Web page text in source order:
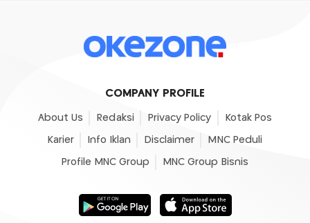
COMPANY PROFILE
About Us Redaksi Privacy Policy Kotak Pos
Karier Info Iklan Disclaimer MNC Peduli
Profile MNC Group MNC Group Bisnis